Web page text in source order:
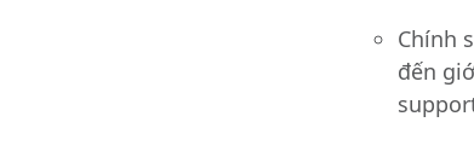
Chính
đến